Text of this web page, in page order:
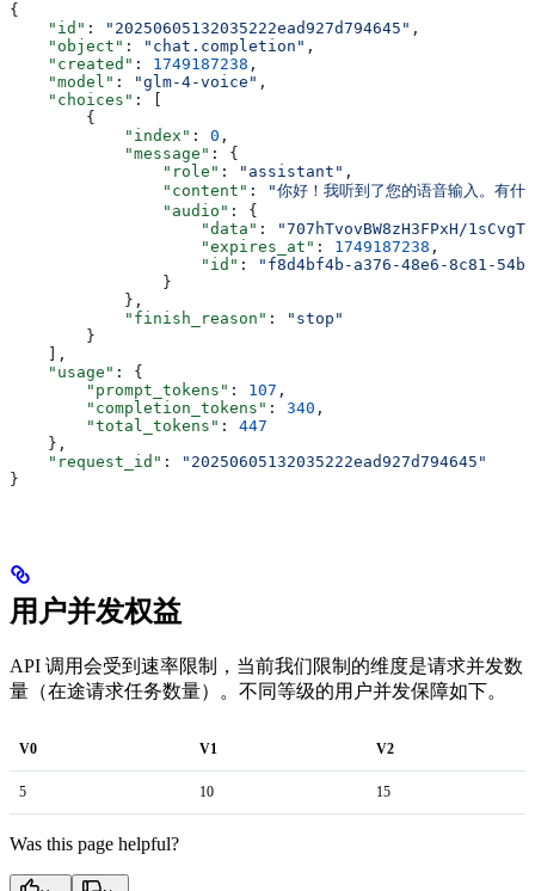
{
    "id"
: "20250605132035222ead927d794645" ,
    "object"
: "chat.completion" ,
    "created"
: 1749187238 ,
    "model"
: "glm-4-voice" ,
    "choices"
: [
        {
            "index"
: 0 ,
            "message"
: {
                "role"
: "assistant" ,
                "content"
:
"你好！我听到了您的语音输入。有什
                "audio"
: {
                    "data"
:
"707hTvovBW8zH3FPxH/
                    "expires_at"
: 1749187238 ,
                    "id"
:
"f8d4bf4b-a376-48e6-8c81-
                }
            },
            "finish_reason"
:
"stop"
        }
    ],
    "usage"
: {
        "prompt_tokens"
: 107 ,
        "completion_tokens"
: 340 ,
        "total_tokens"
: 447
    },
    "request_id"
:
"20250605132035222ead927d794645"
}
用户并发权益
API 调用会受到速率限制，当前我们限制的维度是请求并发数
量（在途请求任务数量）。不同等级的用户并发保障如下。
V0 V1 V2
5 10 15
Was this page helpful?